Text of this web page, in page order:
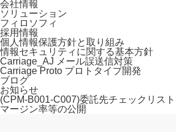
会社情報
ソリューション
フィロソフィ
採用情報
個人情報保護方針と取り組み
情報セキュリティに関する基本方針
Carriage_AJ メール誤送信対策
Carriage Proto プロトタイプ開発
ブログ
お知らせ
(CPM-B001-C007)委託先チェックリスト
マージン率等の公開